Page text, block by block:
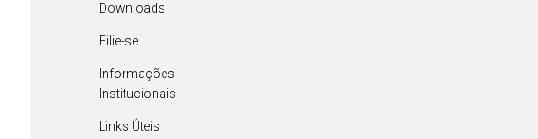
Downloads
Filie-se
Informações
Institucionais
Links Úteis